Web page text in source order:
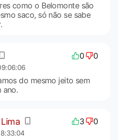
como o Belomonte são
saco, só não se sabe
0 0
do mesmo jeito sem
ano.
3 0